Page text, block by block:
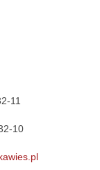
11
10